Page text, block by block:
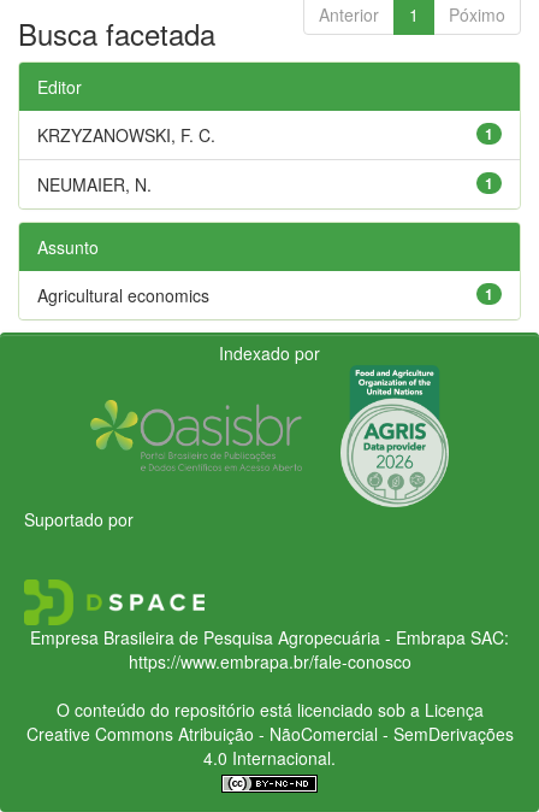
Anterior 1 Póximo
Busca facetada
Editor
1
KRZYZANOWSKI, F. C.
1
NEUMAIER, N.
Assunto
1
Agricultural economics
Indexado por
Suportado por
Empresa Brasileira de Pesquisa Agropecuária - Embrapa SAC:
https://www.embrapa.br/fale-conosco
O conteúdo do repositório está licenciado sob a Licença
Creative CommonsAtribuição - NãoComercial - SemDerivações
4.0 Internacional.